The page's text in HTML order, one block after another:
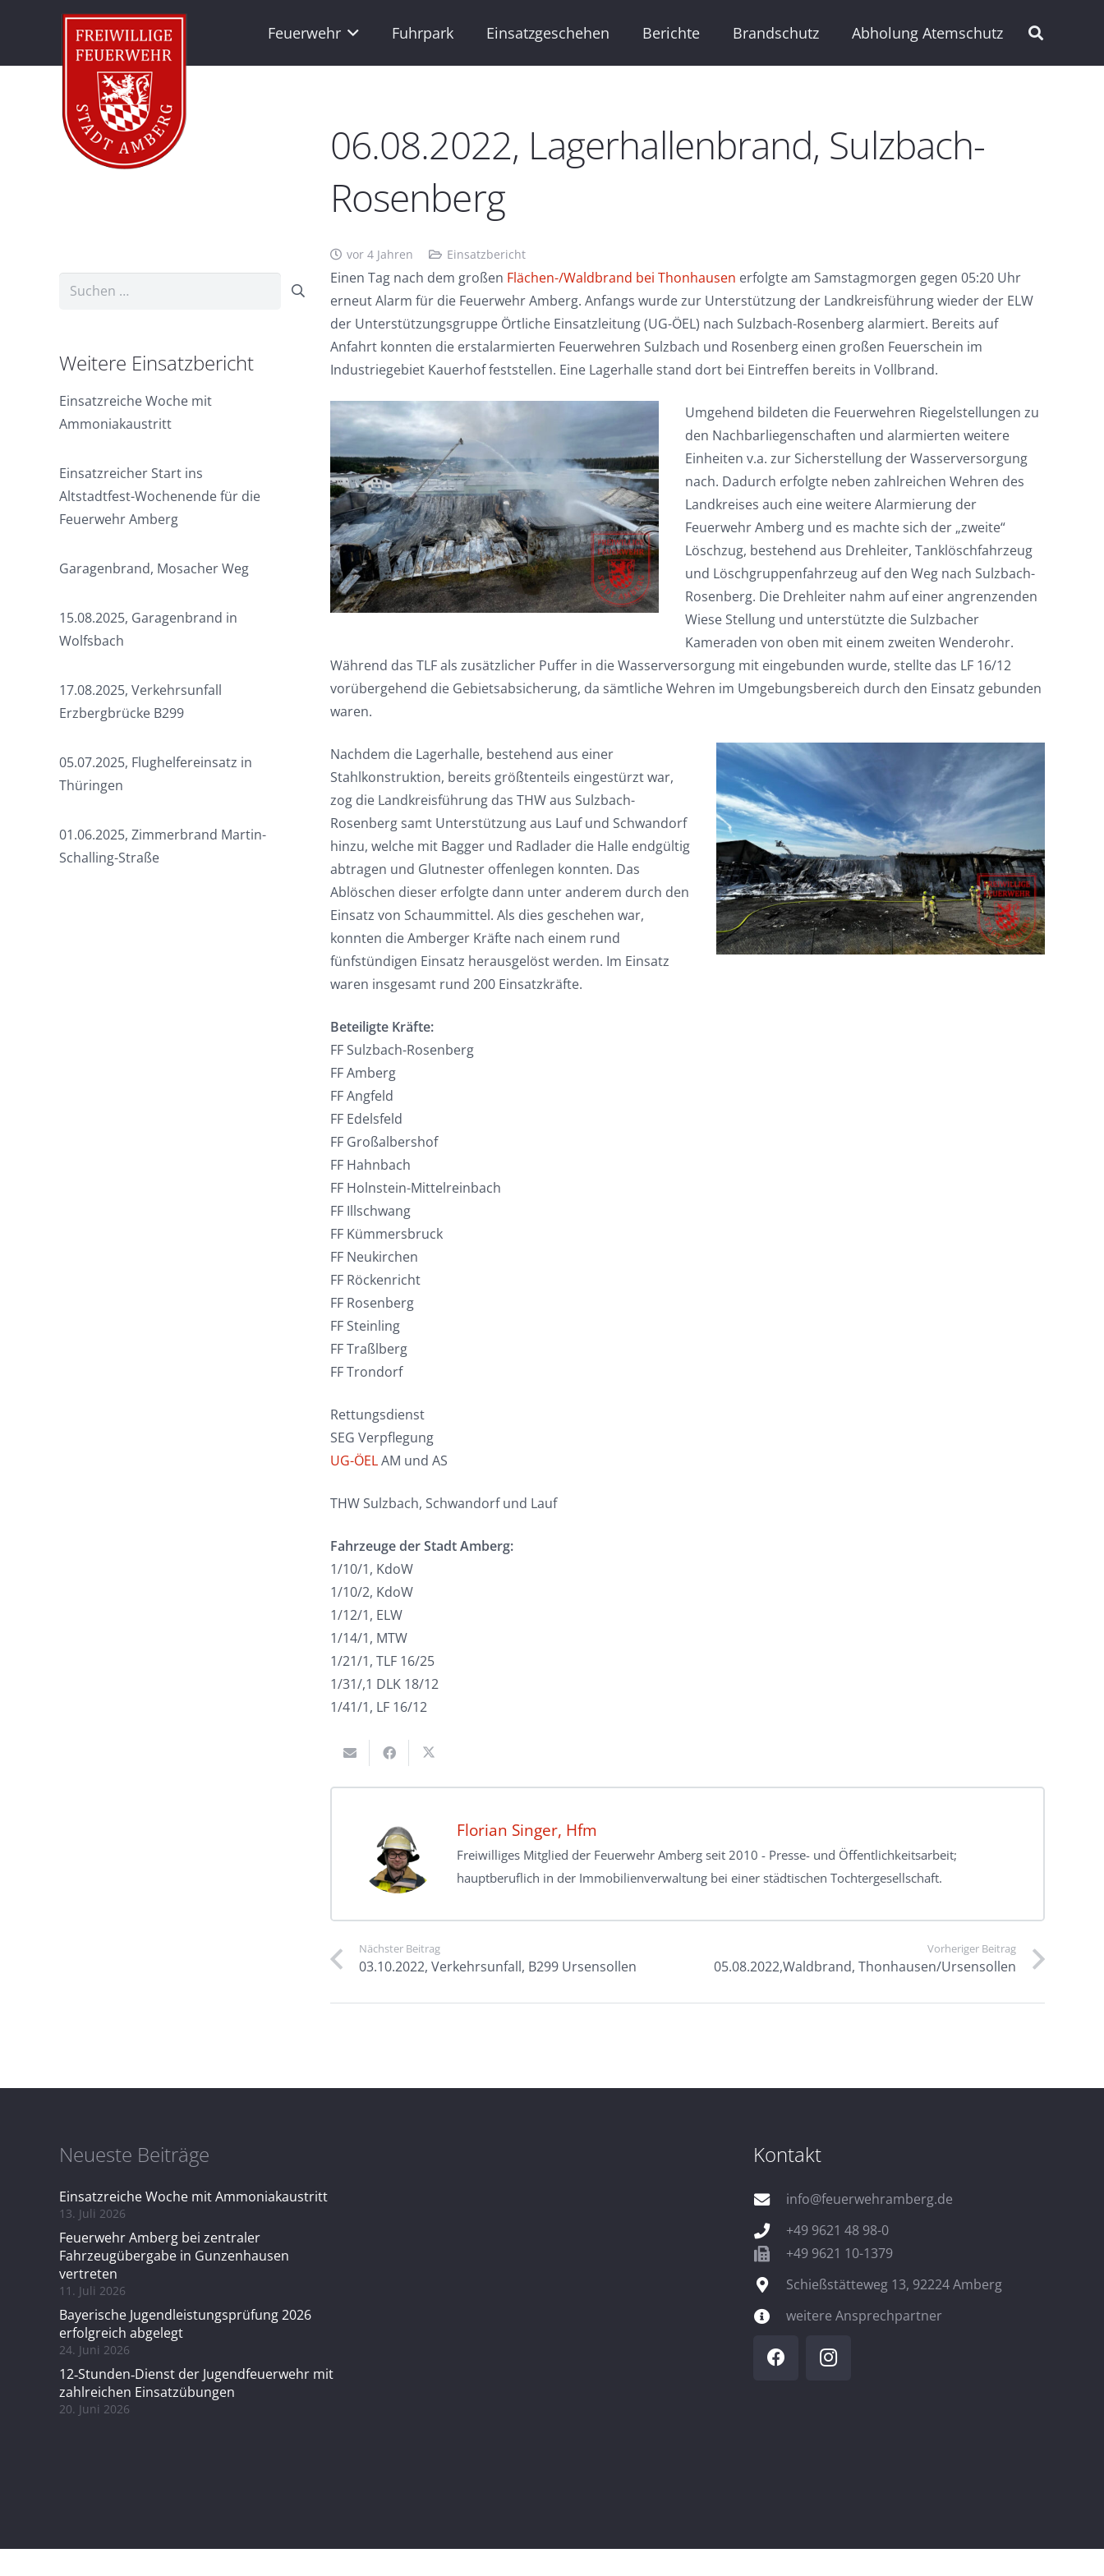
Feuerwehr Fuhrpark Einsatzgeschehen Berichte Brandschutz Abholung Atemschutz
06.08.2022, Lagerhallenbrand, Sulzbach-
Rosenberg
vor 4 Jahren Einsatzbericht
Einen Tag nach dem großen Flächen-/Waldbrand bei Thonhausen erfolgte am Samstagmorgen gegen 05:20 Uhr
erneut Alarm für die Feuerwehr Amberg. Anfangs wurde zur Unterstützung der Landkreisführung wieder der ELW
der Unterstützungsgruppe Örtliche Einsatzleitung (UG-ÖEL) nach Sulzbach-Rosenberg alarmiert. Bereits auf
Anfahrt konnten die erstalarmierten Feuerwehren Sulzbach und Rosenberg einen großen Feuerschein im
Industriegebiet Kauerhof feststellen. Eine Lagerhalle stand dort bei Eintreffen bereits in Vollbrand.
Umgehend bildeten die Feuerwehren Riegelstellungen zu
den Nachbarliegenschaften und alarmierten weitere
Einheiten v.a. zur Sicherstellung der Wasserversorgung
nach. Dadurch erfolgte neben zahlreichen Wehren des
Landkreises auch eine weitere Alarmierung der
Feuerwehr Amberg und es machte sich der „zweite“
Löschzug, bestehend aus Drehleiter, Tanklöschfahrzeug
und Löschgruppenfahrzeug auf den Weg nach Sulzbach-
Rosenberg. Die Drehleiter nahm auf einer angrenzenden
Wiese Stellung und unterstützte die Sulzbacher
Kameraden von oben mit einem zweiten Wenderohr.
Während das TLF als zusätzlicher Puffer in die Wasserversorgung mit eingebunden wurde, stellte das LF 16/12
vorübergehend die Gebietsabsicherung, da sämtliche Wehren im Umgebungsbereich durch den Einsatz gebunden
waren.
Nachdem die Lagerhalle, bestehend aus einer
Stahlkonstruktion, bereits größtenteils eingestürzt war,
zog die Landkreisführung das THW aus Sulzbach-
Rosenberg samt Unterstützung aus Lauf und Schwandorf
hinzu, welche mit Bagger und Radlader die Halle endgültig
abtragen und Glutnester offenlegen konnten. Das
Ablöschen dieser erfolgte dann unter anderem durch den
Einsatz von Schaummittel. Als dies geschehen war,
konnten die Amberger Kräfte nach einem rund
fünfstündigen Einsatz herausgelöst werden. Im Einsatz
waren insgesamt rund 200 Einsatzkräfte.
Beteiligte Kräfte:
FF Sulzbach-Rosenberg
FF Amberg
FF Angfeld
FF Edelsfeld
FF Großalbershof
FF Hahnbach
FF Holnstein-Mittelreinbach
FF Illschwang
FF Kümmersbruck
FF Neukirchen
FF Röckenricht
FF Rosenberg
FF Steinling
FF Traßlberg
FF Trondorf
Rettungsdienst
SEG Verpflegung
UG-ÖELAM und AS
THW Sulzbach, Schwandorf und Lauf
Fahrzeuge der Stadt Amberg:
1/10/1, KdoW
1/10/2, KdoW
1/12/1, ELW
1/14/1, MTW
1/21/1, TLF 16/25
1/31/,1 DLK 18/12
1/41/1, LF 16/12
Florian Singer, Hfm
Freiwilliges Mitglied der Feuerwehr Amberg seit 2010 - Presse- und Öffentlichkeitsarbeit;
hauptberuflich in der Immobilienverwaltung bei einer städtischen Tochtergesellschaft.
Nächster Beitrag
03.10.2022, Verkehrsunfall, B299 Ursensollen
Vorheriger Beitrag
05.08.2022,Waldbrand, Thonhausen/Ursensollen
Suchen
Weitere Einsatzbericht
Einsatzreiche Woche mit
Ammoniakaustritt
Einsatzreicher Start ins
Altstadtfest-Wochenende für die
Feuerwehr Amberg
Garagenbrand, Mosacher Weg
15.08.2025, Garagenbrand in
Wolfsbach
17.08.2025, Verkehrsunfall
Erzbergbrücke B299
05.07.2025, Flughelfereinsatz in
Thüringen
01.06.2025, Zimmerbrand Martin-
Schalling-Straße
Neueste Beiträge
Einsatzreiche Woche mit Ammoniakaustritt
13. Juli 2026
Feuerwehr Amberg bei zentraler
Fahrzeugübergabe in Gunzenhausen
vertreten
11. Juli 2026
Bayerische Jugendleistungsprüfung 2026
erfolgreich abgelegt
24. Juni 2026
12‑Stunden‑Dienst der Jugendfeuerwehr mit
zahlreichen Einsatzübungen
20. Juni 2026
Kontakt
info@feuerwehramberg.de
+49 9621 48 98-0
+49 9621 10-1379
Schießstätteweg 13, 92224 Amberg
weitere Ansprechpartner